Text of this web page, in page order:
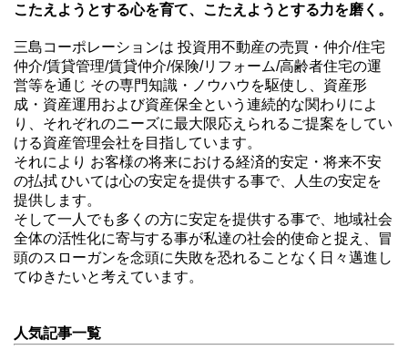
こたえようとする心を育て、こたえようとする力を磨く。
三島コーポレーションは 投資用不動産の売買・仲介/住宅
仲介/賃貸管理/賃貸仲介/保険/リフォーム/高齢者住宅の運
営等を通じ その専門知識・ノウハウを駆使し、資産形
成・資産運用および資産保全という連続的な関わりによ
り、それぞれのニーズに最大限応えられるご提案をしてい
ける資産管理会社を目指しています。
それにより お客様の将来における経済的安定・将来不安
の払拭 ひいては心の安定を提供する事で、人生の安定を
提供します。
そして一人でも多くの方に安定を提供する事で、地域社会
全体の活性化に寄与する事が私達の社会的使命と捉え、冒
頭のスローガンを念頭に失敗を恐れることなく日々邁進し
てゆきたいと考えています。
人気記事一覧